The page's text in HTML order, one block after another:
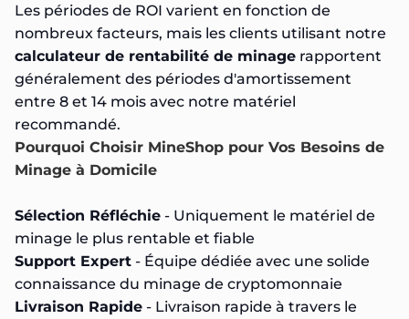
Les périodes de ROI varient en fonction de
nombreux facteurs, mais les clients utilisant notre
calculateur de rentabilité de minage rapportent
généralement des périodes d'amortissement
entre 8 et 14 mois avec notre matériel
recommandé.
Pourquoi Choisir MineShop pour Vos Besoins de
Minage à Domicile
Sélection Réfléchie - Uniquement le matériel de
minage le plus rentable et fiable
Support Expert - Équipe dédiée avec une solide
connaissance du minage de cryptomonnaie
Livraison Rapide - Livraison rapide à travers le